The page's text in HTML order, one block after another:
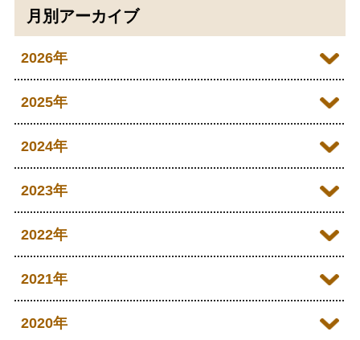
月別アーカイブ
2026年
2026年07月
2026年05月
2026年03月
2026年02月
2026年01月
2025年
2025年12月
2025年10月
2025年08月
2025年07月
2024年
2024年12月
2024年10月
2024年08月
2023年
2023年12月
2023年10月
2022年
2022年12月
2021年
2021年12月
2020年